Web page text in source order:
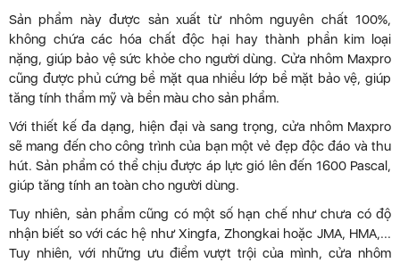
Sản phẩm này được sản xuất từ nhôm nguyên chất 100%,
không chứa các hóa chất độc hại hay thành phần kim loại
nặng, giúp bảo vệ sức khỏe cho người dùng. Cửa nhôm Maxpro
cũng được phủ cứng bề mặt qua nhiều lớp bề mặt bảo vệ, giúp
tăng tính thẩm mỹ và bền màu cho sản phẩm.
Với thiết kế đa dạng, hiện đại và sang trọng, cửa nhôm Maxpro
sẽ mang đến cho công trình của bạn một vẻ đẹp độc đáo và thu
hút. Sản phẩm có thể chịu được áp lực gió lên đến 1600 Pascal,
giúp tăng tính an toàn cho người dùng.
Tuy nhiên, sản phẩm cũng có một số hạn chế như chưa có độ
nhận biết so với các hệ như Xingfa, Zhongkai hoặc JMA, HMA,...
Tuy nhiên, với những ưu điểm vượt trội của mình, cửa nhôm